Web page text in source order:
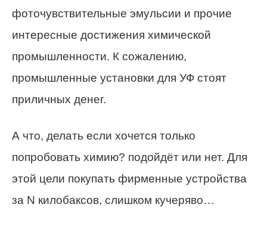
фоточувствительные эмульсии и прочие
интересные достижения химической
промышленности. К сожалению,
промышленные установки для УФ стоят
приличных денег.
А что, делать если хочется только
попробовать химию? подойдёт или нет. Для
этой цели покупать фирменные устройства
за N килобаксов, слишком кучеряво…